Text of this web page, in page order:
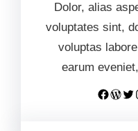
Dolor, alias
voluptates sint,
voluptas
earum
Facebook WordPress Twitter